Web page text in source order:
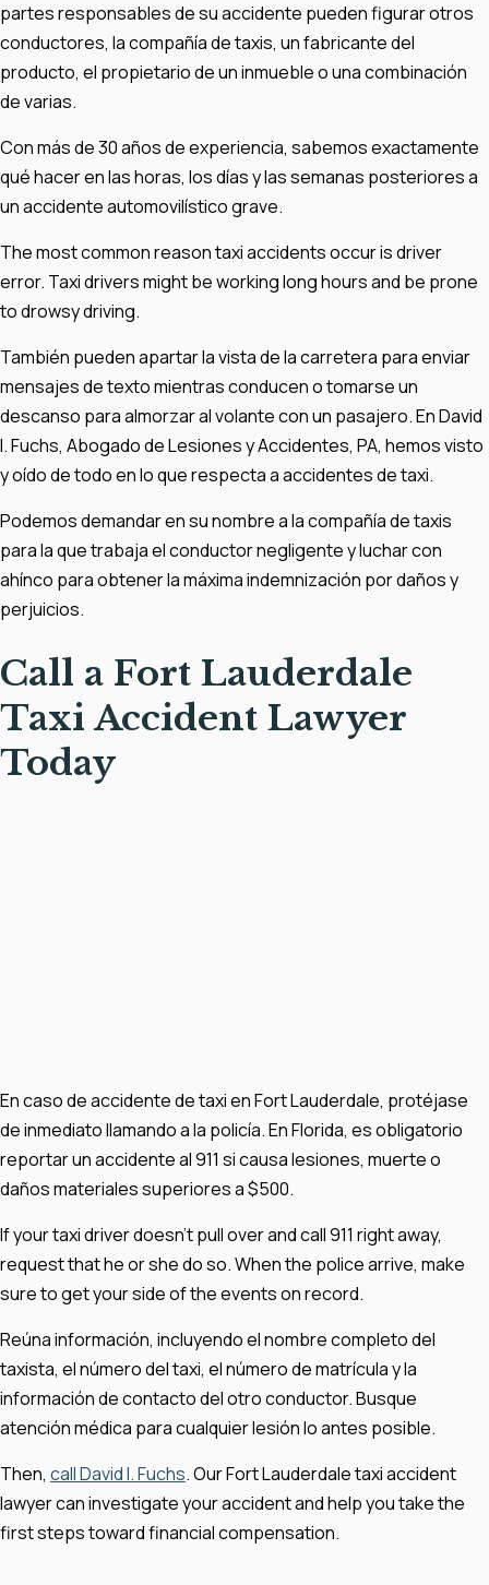
partes responsables de su accidente pueden figurar otros
conductores, la compañía de taxis, un fabricante del
producto, el propietario de un inmueble o una combinación
de varias.
Con más de 30 años de experiencia, sabemos exactamente
qué hacer en las horas, los días y las semanas posteriores a
un accidente automovilístico grave.
The most common reason taxi accidents occur is driver
error. Taxi drivers might be working long hours and be prone
to drowsy driving.
También pueden apartar la vista de la carretera para enviar
mensajes de texto mientras conducen o tomarse un
descanso para almorzar al volante con un pasajero. En David
I. Fuchs, Abogado de Lesiones y Accidentes, PA, hemos visto
y oído de todo en lo que respecta a accidentes de taxi.
Podemos demandar en su nombre a la compañía de taxis
para la que trabaja el conductor negligente y luchar con
ahínco para obtener la máxima indemnización por daños y
perjuicios.
Call a Fort Lauderdale
Taxi Accident Lawyer
Today
En caso de accidente de taxi en Fort Lauderdale, protéjase
de inmediato llamando a la policía. En Florida, es obligatorio
reportar un accidente al 911 si causa lesiones, muerte o
daños materiales superiores a $500.
If your taxi driver doesn't pull over and call 911 right away,
request that he or she do so. When the police arrive, make
sure to get your side of the events on record.
Reúna información, incluyendo el nombre completo del
taxista, el número del taxi, el número de matrícula y la
información de contacto del otro conductor. Busque
atención médica para cualquier lesión lo antes posible.
Then, call David I. Fuchs. Our Fort Lauderdale taxi accident
lawyer can investigate your accident and help you take the
first steps toward financial compensation.